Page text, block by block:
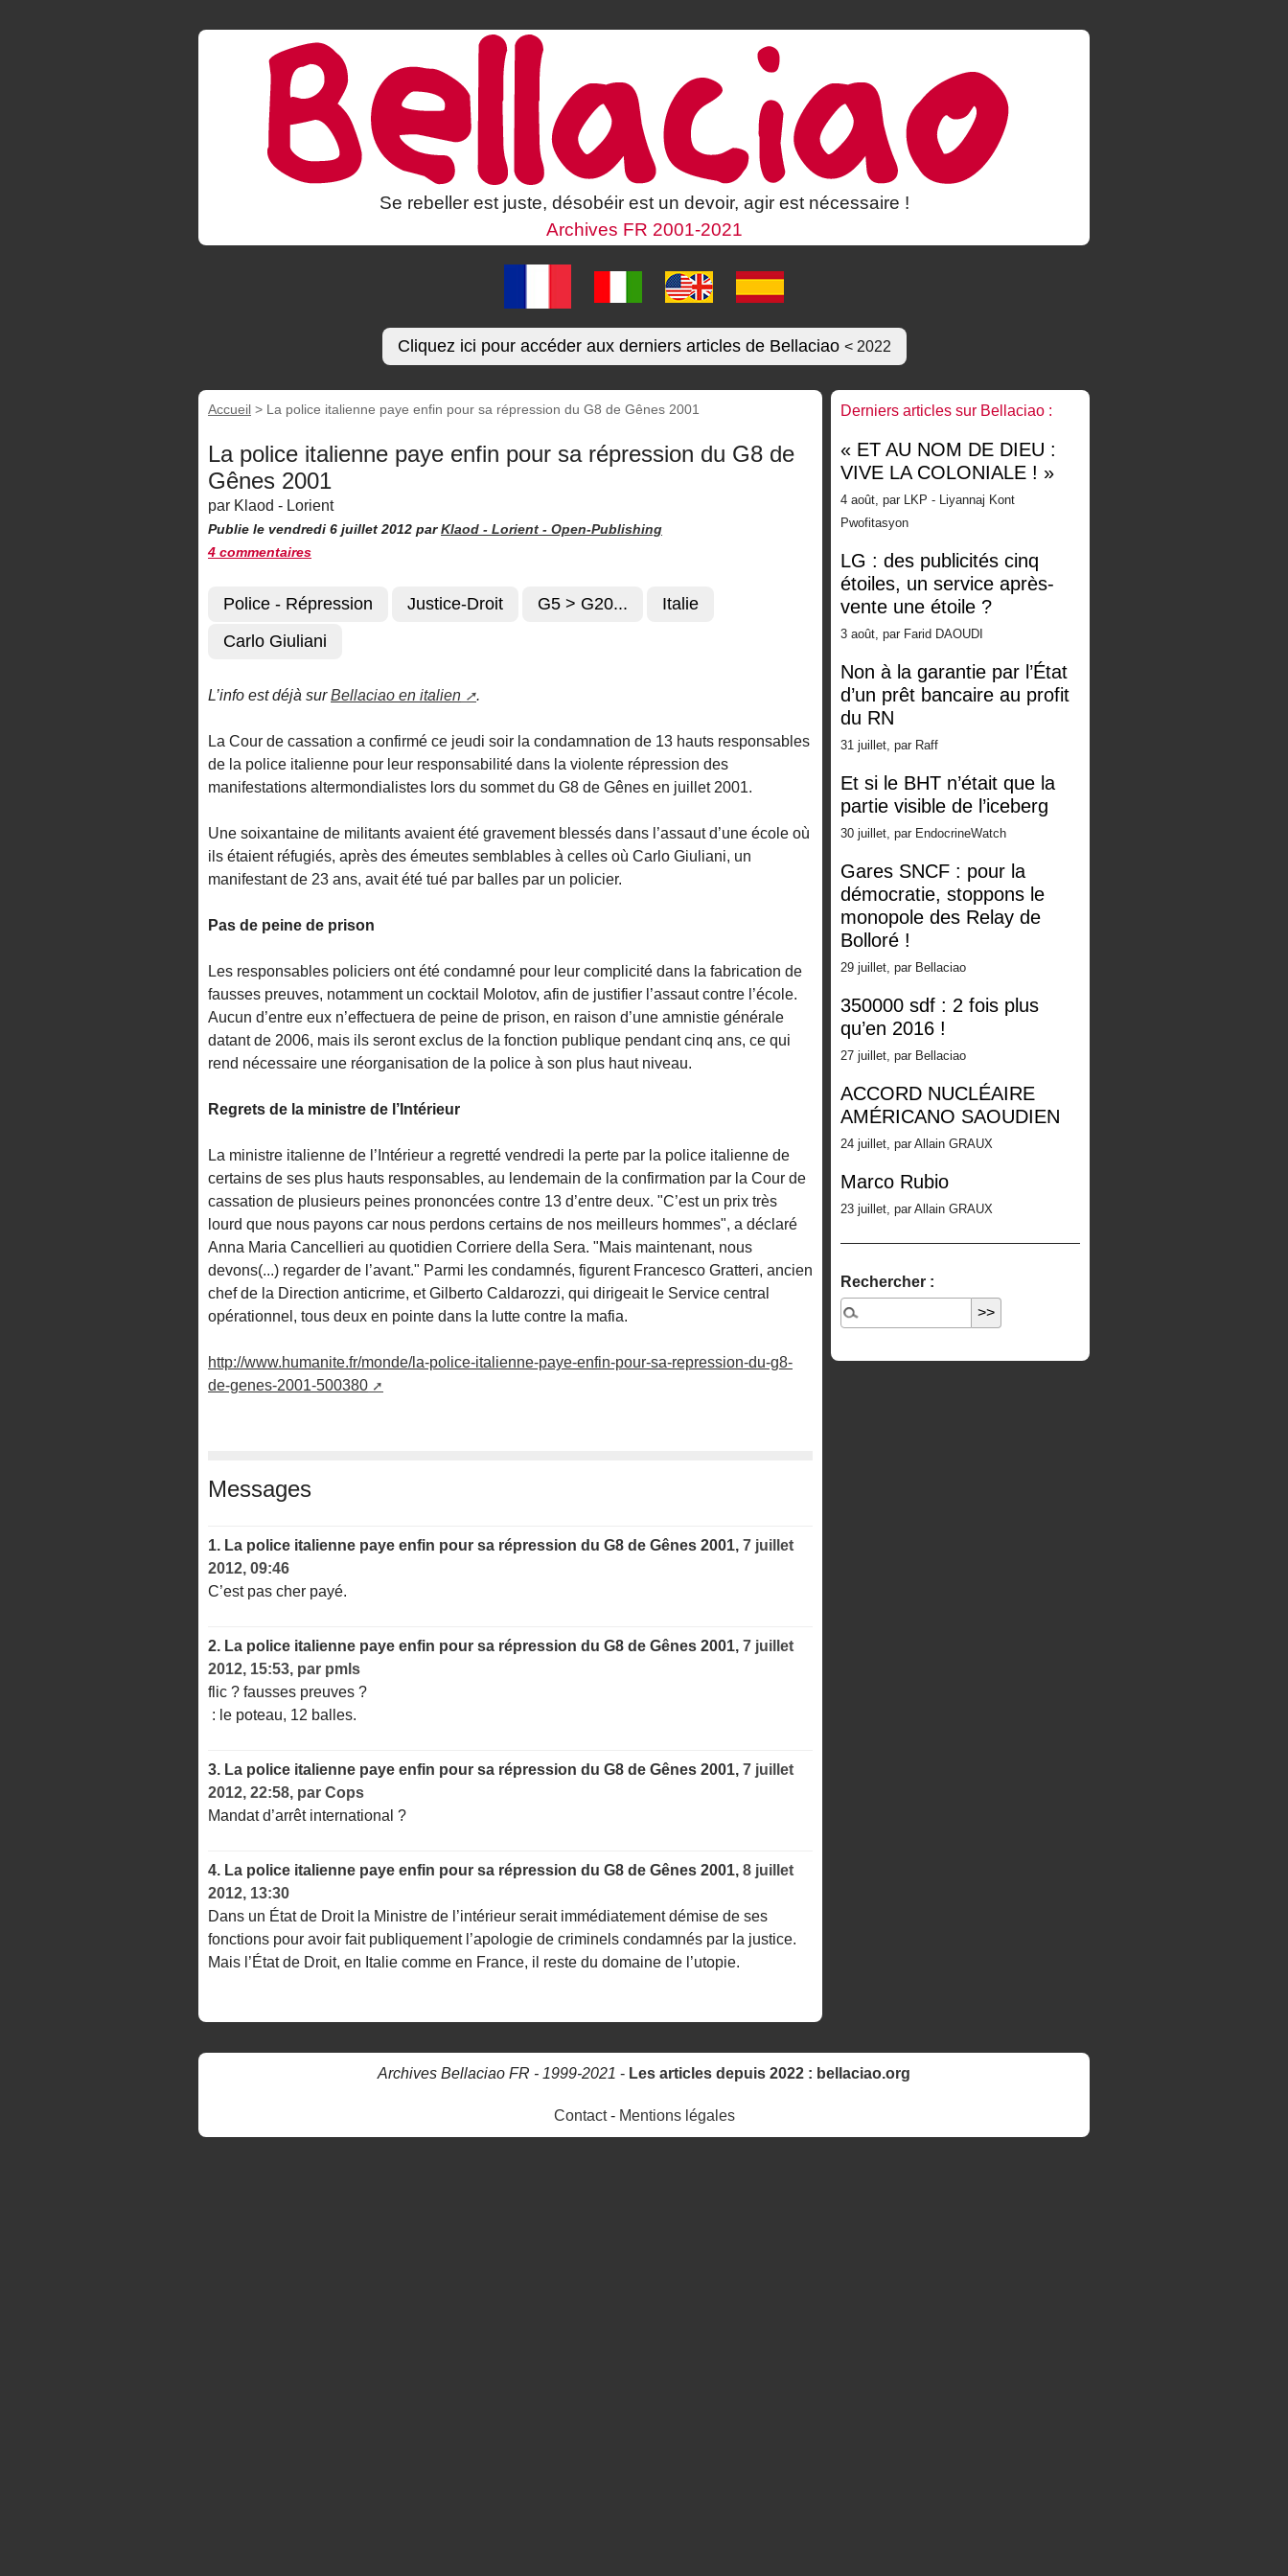
Se rebeller est juste, désobéir est un devoir, agir est nécessaire !
Archives FR 2001-2021
Cliquez ici pour accéder aux derniers articles de Bellaciao < 2022
Accueil > La police italienne paye enfin pour sa répression du G8 de Gênes 2001
La police italienne paye enfin pour sa répression du G8 de
Gênes 2001
par Klaod - Lorient
Publie le vendredi 6 juillet 2012 parKlaod - Lorient - Open-Publishing
4 commentaires
Police - Répression Justice-Droit G5 > G20...
Italie
Carlo Giuliani
L’info est déjà surBellaciao en italien .
La Cour de cassation a confirmé ce jeudi soir la condamnation de 13 hauts responsables
de la police italienne pour leur responsabilité dans la violente répression des
manifestations altermondialistes lors du sommet du G8 de Gênes en juillet 2001.
Une soixantaine de militants avaient été gravement blessés dans l’assaut d’une école où
ils étaient réfugiés, après des émeutes semblables à celles où Carlo Giuliani, un
manifestant de 23 ans, avait été tué par balles par un policier.
Pas de peine de prison
Les responsables policiers ont été condamné pour leur complicité dans la fabrication de
fausses preuves, notamment un cocktail Molotov, afin de justifier l’assaut contre l’école.
Aucun d’entre eux n’effectuera de peine de prison, en raison d’une amnistie générale
datant de 2006, mais ils seront exclus de la fonction publique pendant cinq ans, ce qui
rend nécessaire une réorganisation de la police à son plus haut niveau.
Regrets de la ministre de l’Intérieur
La ministre italienne de l’Intérieur a regretté vendredi la perte par la police italienne de
certains de ses plus hauts responsables, au lendemain de la confirmation par la Cour de
cassation de plusieurs peines prononcées contre 13 d’entre deux. "C’est un prix très
lourd que nous payons car nous perdons certains de nos meilleurs hommes", a déclaré
Anna Maria Cancellieri au quotidien Corriere della Sera. "Mais maintenant, nous
devons(...) regarder de l’avant." Parmi les condamnés, figurent Francesco Gratteri, ancien
chef de la Direction anticrime, et Gilberto Caldarozzi, qui dirigeait le Service central
opérationnel, tous deux en pointe dans la lutte contre la mafia.
http://www.humanite.fr/monde/la-police-italienne-paye-enfin-pour-sa-repression-du-g8-
de-genes-2001-500380
Messages
1. La police italienne paye enfin pour sa répression du G8 de Gênes 2001, 7 juillet
2012, 09:46
C’est pas cher payé.
2. La police italienne paye enfin pour sa répression du G8 de Gênes 2001, 7 juillet
2012, 15:53, par pmls
flic ? fausses preuves ?
: le poteau, 12 balles.
3. La police italienne paye enfin pour sa répression du G8 de Gênes 2001, 7 juillet
2012, 22:58, par Cops
Mandat d’arrêt international ?
4. La police italienne paye enfin pour sa répression du G8 de Gênes 2001, 8 juillet
2012, 13:30
Dans un État de Droit la Ministre de l’intérieur serait immédiatement démise de ses
fonctions pour avoir fait publiquement l’apologie de criminels condamnés par la justice.
Mais l’État de Droit, en Italie comme en France, il reste du domaine de l’utopie.
Derniers articles sur Bellaciao :
« ET AU NOM DE DIEU :
VIVE LA COLONIALE ! »
4 août, par LKP - Liyannaj Kont
Pwofitasyon
LG : des publicités cinq
étoiles, un service après-
vente une étoile ?
3 août, par Farid DAOUDI
Non à la garantie par l’État
d’un prêt bancaire au profit
du RN
31 juillet, par Raff
Et si le BHT n’était que la
partie visible de l’iceberg
30 juillet, par EndocrineWatch
Gares SNCF : pour la
démocratie, stoppons le
monopole des Relay de
Bolloré !
29 juillet, par Bellaciao
350000 sdf : 2 fois plus
qu’en 2016 !
27 juillet, par Bellaciao
ACCORD NUCLÉAIRE
AMÉRICANO SAOUDIEN
24 juillet, par Allain GRAUX
Marco Rubio
23 juillet, par Allain GRAUX
Rechercher :
Archives Bellaciao FR - 1999-2021 - Les articles depuis 2022 : bellaciao.org
Contact- Mentions légales